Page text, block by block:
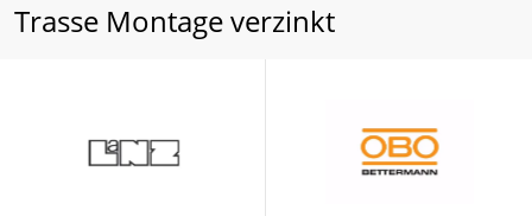
Trasse Montage verzinkt